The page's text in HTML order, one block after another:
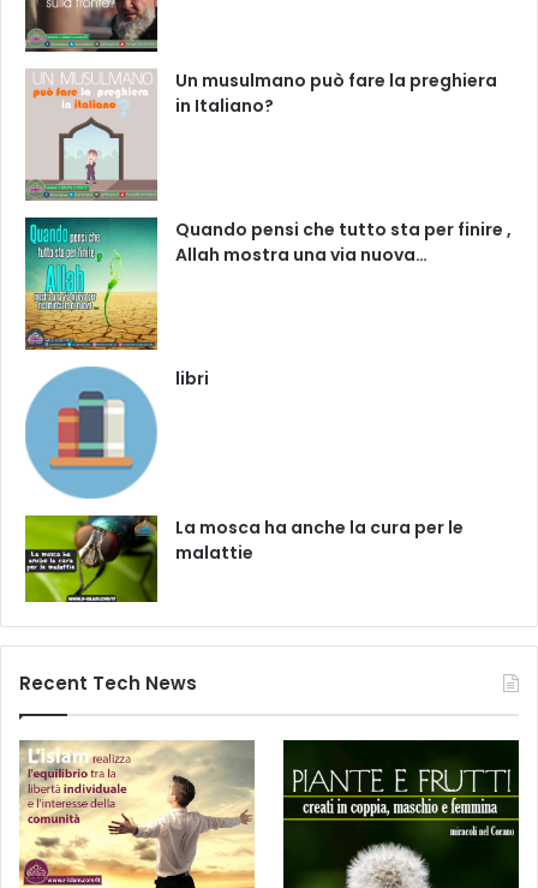
Un musulmano può fare la preghiera
in Italiano?
Quando pensi che tutto sta per finire ,
Allah mostra una via nuova…
libri
La mosca ha anche la cura per le
malattie
Recent Tech News